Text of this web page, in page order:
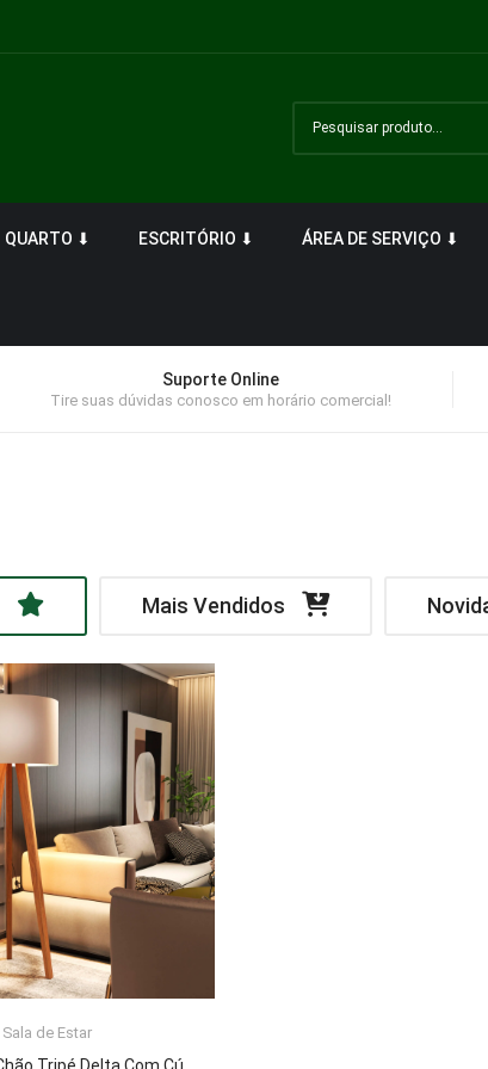
QUARTO ⬇ ESCRITÓRIO ⬇ ÁREA DE SERVIÇO ⬇
Suporte Online
Tire suas dúvidas conosco em horário comercial!
Mais Vendidos
Sala de Estar
LER MAIS